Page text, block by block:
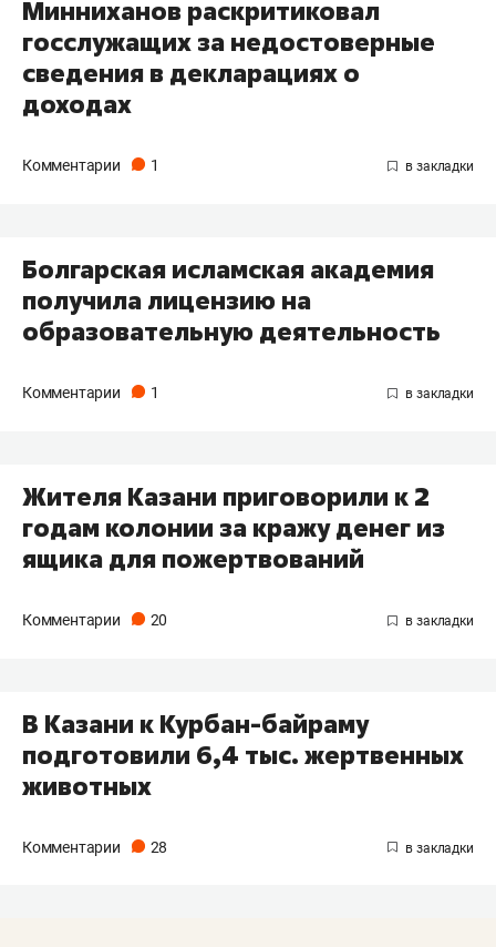
Минниханов раскритиковал
госслужащих за недостоверные
сведения в декларациях о
доходах
Комментарии 1
Болгарская исламская академия
получила лицензию на
образовательную деятельность
Комментарии 1
Жителя Казани приговорили к 2
годам колонии за кражу денег из
ящика для пожертвований
Комментарии 20
В Казани к Курбан-байраму
подготовили 6,4 тыс. жертвенных
животных
Комментарии 28